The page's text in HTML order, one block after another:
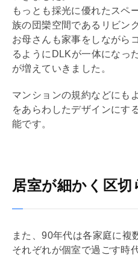
もっとも採光に優れたスペ
族の団欒空間であるリビン
お母さんも家事をしながら
るようにDLKが一体になっ
が増えていきました。
マンションの規約などにも
をあらわしたデザインにす
能です。
居室が細かく区
また、90年代は各家庭に複
それぞれが個室で過ごす時